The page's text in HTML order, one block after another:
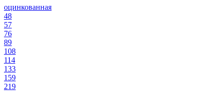
оцинкованная
48
57
76
89
108
114
133
159
219